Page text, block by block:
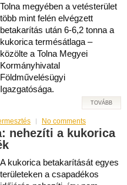
Tolna megyében a vetésterület
több mint felén elvégzett
betakarítás után 6-6,2 tonna a
kukorica termésátlaga –
közölte a Tolna Megyei
Kormányhivatal
Földművelésügyi
Igazgatósága.
TOVÁBB
No comments
nehezíti a kukorica
A kukorica betakarítását egyes
területeken a csapadékos